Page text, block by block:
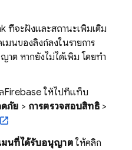
ที่จะฝังและสถานะเพิ่มเติม
มนของลิงก์ลงในรายการ
าต หากยังไม่ได้เพิ่ม โดยทำ
Firebase ให้ไปที่แท็บ
ภัย > การตรวจสอบสิทธิ์>
มนที่ได้รับอนุญาตให้คลิก